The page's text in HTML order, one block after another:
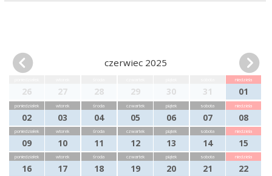
czerwiec 2025
26 27 28 29 30 31
niedziela
01
poniedziałek
02
wtorek
03
środa
04
czwartek
05
piątek
06
sobota
07
niedziela
08
poniedziałek
09
wtorek
10
środa
11
czwartek
12
piątek
13
sobota
14
niedziela
15
poniedziałek
16
wtorek
17
środa
18
czwartek
19
piątek
20
sobota
21
niedziela
22